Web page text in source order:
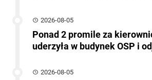
2026-08-05
Ponad 2 promile za
uderzyła w budynek OSP i
2026-08-05